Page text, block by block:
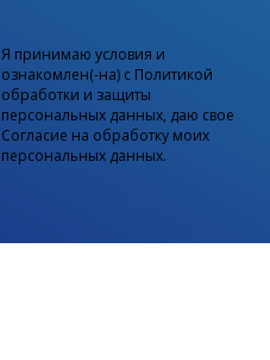
Я принимаю условия и
ознакомлен(-на) с Политикой
обработки и защиты
персональных данных, даю свое
Согласие на обработку моих
персональных данных.